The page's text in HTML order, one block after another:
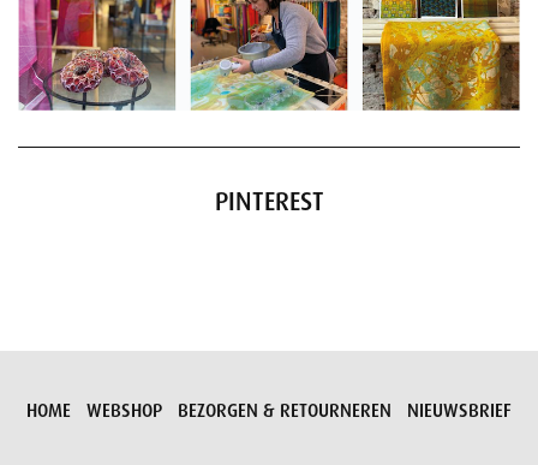
PINTEREST
HOME WEBSHOP BEZORGEN & RETOURNEREN NIEUWSBRIEF